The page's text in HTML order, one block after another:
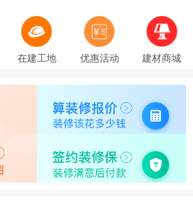
在建工地 优惠活动 建材商城